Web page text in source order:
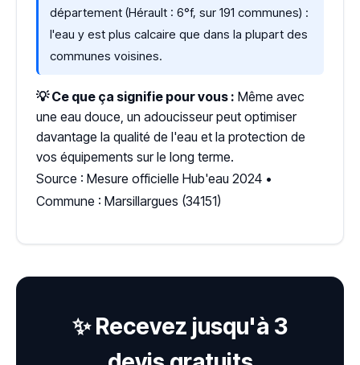
département (Hérault : 6°f, sur 191 communes) :
l'eau y est plus calcaire que dans la plupart des
communes voisines.
💡 Ce que ça signifie pour vous : Même avec
une eau douce, un adoucisseur peut optimiser
davantage la qualité de l'eau et la protection de
vos équipements sur le long terme.
Source : Mesure officielle Hub'eau 2024 •
Commune : Marsillargues (34151)
✨ Recevez jusqu'à 3